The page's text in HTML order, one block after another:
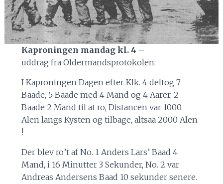
Kaproningen mandag kl. 4 –
uddrag fra Oldermandsprotokolen:
I Kaproningen Dagen efter Klk. 4 deltog 7
Baade, 5 Baade med 4 Mand og 4 Aarer, 2
Baade 2 Mand til at ro, Distancen var 1000
Alen langs Kysten og tilbage, altsaa 2000 Alen
!
Der blev ro’t af No. 1 Anders Lars’ Baad 4
Mand, i 16 Minutter 3 Sekunder, No. 2 var
Andreas Andersens Baad 10 sekunder senere.